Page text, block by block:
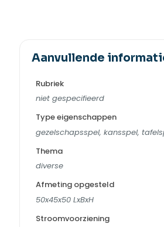
Aanvullende
Rubriek
niet gespecifieerd
Type eigenschappen
gezelschapsspel, kansspel,
Thema
diverse
Afmeting opgesteld
50x45x50 LxBxH
Stroomvoorziening